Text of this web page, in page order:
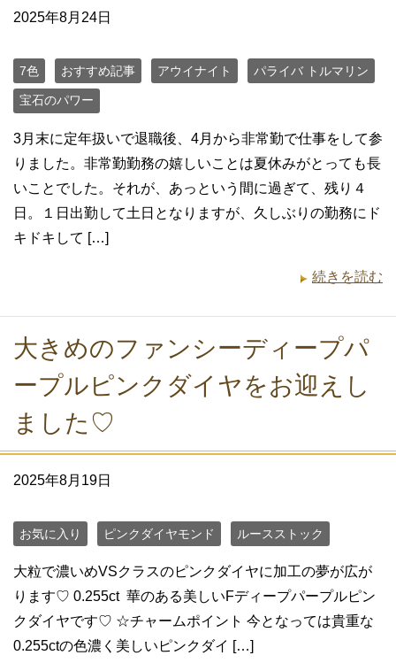
2025年8月24日
7色 おすすめ記事 アウイナイト パライバ トルマリン
宝石のパワー
3月末に定年扱いで退職後、4月から非常勤で仕事をして参
りました。非常勤勤務の嬉しいことは夏休みがとっても長
いことでした。それが、あっという間に過ぎて、残り４
日。１日出勤して土日となりますが、久しぶりの勤務にド
キドキして […]
続きを読む
大きめのファンシーディープパ
ープルピンクダイヤをお迎えし
ました♡
2025年8月19日
お気に入り ピンクダイヤモンド ルースストック
大粒で濃いめVSクラスのピンクダイヤに加工の夢が広が
ります♡ 0.255ct 華のある美しいFディープパープルピン
クダイヤです♡ ☆チャームポイント 今となっては貴重な
0.255ctの色濃く美しいピンクダイ […]